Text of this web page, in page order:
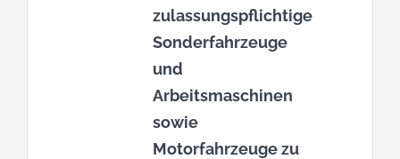
zulassungspflichtige
Sonderfahrzeuge
und
Arbeitsmaschinen
sowie
Motorfahrzeuge zu